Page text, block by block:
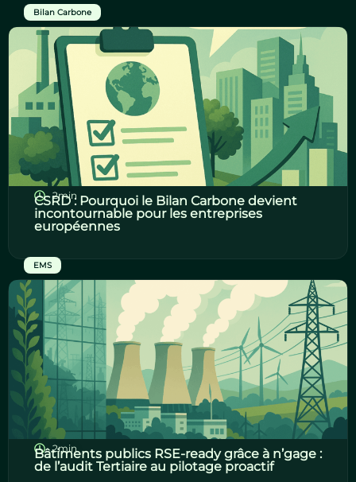
Bilan Carbone
2min
CSRD : Pourquoi le Bilan Carbone devient
incontournable pour les entreprises
européennes
EMS
2min
Bâtiments publics RSE-ready grâce à n’gage :
de l’audit Tertiaire au pilotage proactif